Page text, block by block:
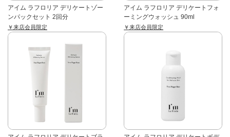
アイム ラフロリア デリケートゾー
ンパックセット 2回分
￥来店会員限定
アイム ラフロリア デリケートフォ
ーミングウォッシュ 90ml
￥来店会員限定